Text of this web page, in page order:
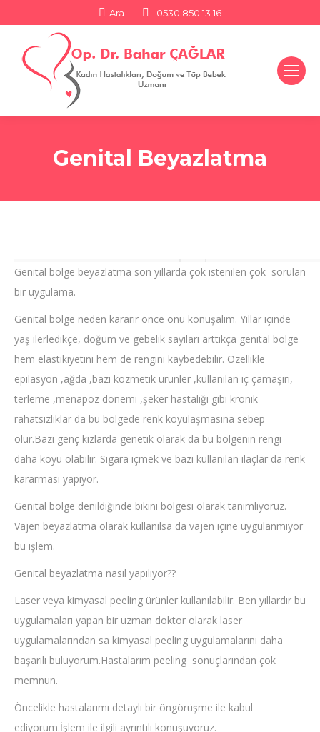
Search:
Ara 0530 850 13 16
Genital Beyazlatma
Genital bölge beyazlatma son yıllarda çok istenilen çok sorulan
bir uygulama.
Genital bölge neden kararır önce onu konuşalım. Yıllar içinde
yaş ilerledikçe, doğum ve gebelik sayıları arttıkça genital bölge
hem elastikiyetini hem de rengini kaybedebilir. Özellikle
epilasyon ,ağda ,bazı kozmetik ürünler ,kullanılan iç çamaşırı,
terleme ,menapoz dönemi ,şeker hastalığı gibi kronik
rahatsızlıklar da bu bölgede renk koyulaşmasına sebep
olur.Bazı genç kızlarda genetik olarak da bu bölgenin rengi
daha koyu olabilir. Sigara içmek ve bazı kullanılan ilaçlar da renk
kararması yapıyor.
Genital bölge denildiğinde bikini bölgesi olarak tanımlıyoruz.
Vajen beyazlatma olarak kullanılsa da vajen içine uygulanmıyor
bu işlem.
Genital beyazlatma nasıl yapılıyor??
Laser veya kimyasal peeling ürünler kullanılabilir. Ben yıllardır bu
uygulamaları yapan bir uzman doktor olarak laser
uygulamalarından sa kimyasal peeling uygulamalarını daha
başarılı buluyorum.Hastalarım peeling sonuçlarından çok
memnun.
Öncelikle hastalarımı detaylı bir öngörüşme ile kabul
ediyorum.İşlem ile ilgili ayrıntılı konuşuyoruz.